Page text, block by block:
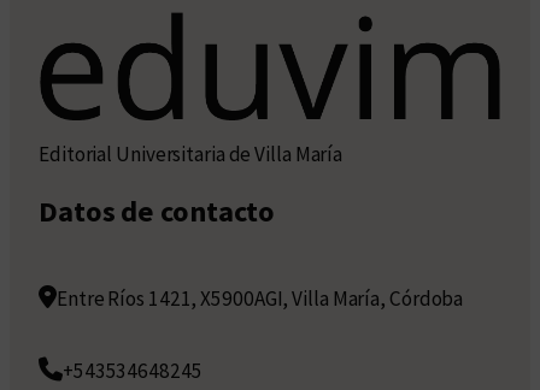
Editorial Universitaria de Villa María
Datos de contacto
Entre Ríos 1421, X5900AGI, Villa María, Córdoba
+543534648245